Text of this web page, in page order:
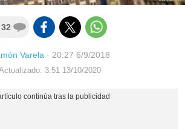
32
Varela· 20:27 6/9/2018
3:51 13/10/2020